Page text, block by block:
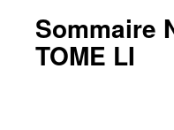
Sommaire
TOME LI